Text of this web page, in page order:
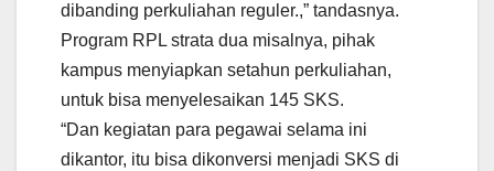
dibanding perkuliahan reguler.,” tandasnya.
Program RPL strata dua misalnya, pihak
kampus menyiapkan setahun perkuliahan,
untuk bisa menyelesaikan 145 SKS.
“Dan kegiatan para pegawai selama ini
dikantor, itu bisa dikonversi menjadi SKS di